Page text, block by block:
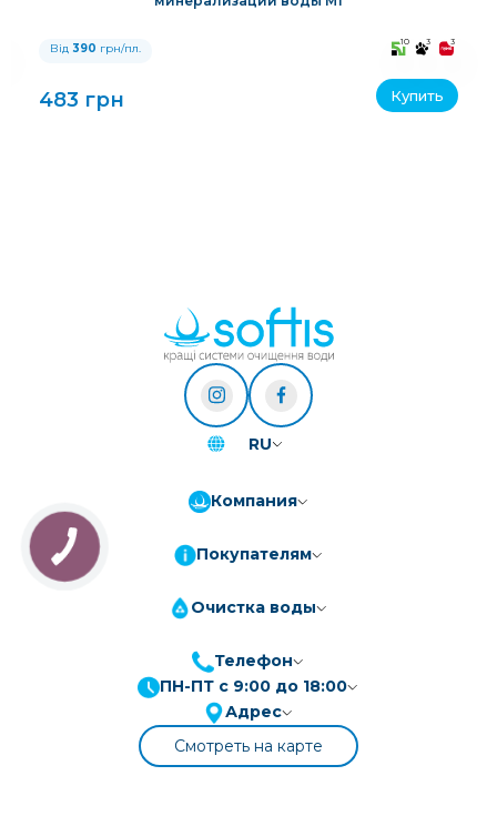
ПриватБанк
3-10 платежів, кредит 0.01%
3-7 платежів, кредит 0.01%
Від 390 грн/пл. 10 3 3
483 грн Купить
RU
Компания
Покупателям
Очистка воды
Телефон
ПН-ПТ с 9:00 до 18:00
Адрес
Смотреть на карте